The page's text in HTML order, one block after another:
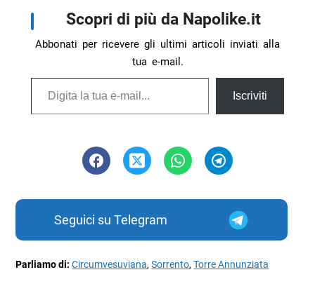
Scopri di più da Napolike.it
Abbonati per ricevere gli ultimi articoli inviati alla
tua e-mail.
Digita la tua e-mail...
Iscriviti
Seguici su Telegram
Parliamo di:Circumvesuviana,Sorrento,Torre Annunziata